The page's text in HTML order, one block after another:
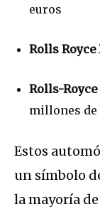
euros
Rolls Royce
Rolls-
millones de
Estos
un símbolo
la mayoría